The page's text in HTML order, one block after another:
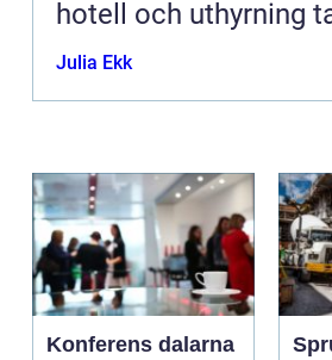
hotell och uthyrning
Julia Ekk
Konferens dalarna